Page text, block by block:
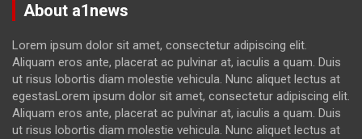
About a1news
Lorem ipsum dolor sit amet, consectetur adipiscing elit.
Aliquam eros ante, placerat ac pulvinar at, iaculis a quam. Duis
ut risus lobortis diam molestie vehicula. Nunc aliquet lectus at
egestasLorem ipsum dolor sit amet, consectetur adipiscing elit.
Aliquam eros ante, placerat ac pulvinar at, iaculis a quam. Duis
ut risus lobortis diam molestie vehicula. Nunc aliquet lectus at